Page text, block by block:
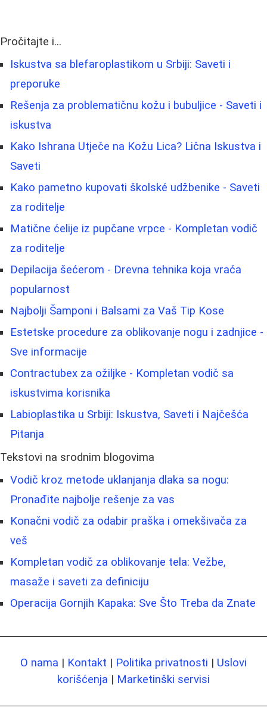
Pročitajte i...
Iskustva sa blefaroplastikom u Srbiji: Saveti i
preporuke
Rešenja za problematičnu kožu i bubuljice - Saveti i
iskustva
Kako Ishrana Utječe na Kožu Lica? Lična Iskustva i
Saveti
Kako pametno kupovati školské udžbenike - Saveti
za roditelje
Matične ćelije iz pupčane vrpce - Kompletan vodič
za roditelje
Depilacija šećerom - Drevna tehnika koja vraća
popularnost
Najbolji Šamponi i Balsami za Vaš Tip Kose
Estetske procedure za oblikovanje nogu i zadnjice -
Sve informacije
Contractubex za ožiljke - Kompletan vodič sa
iskustvima korisnika
Labioplastika u Srbiji: Iskustva, Saveti i Najčešća
Pitanja
Tekstovi na srodnim blogovima
Vodič kroz metode uklanjanja dlaka sa nogu:
Pronađite najbolje rešenje za vas
Konačni vodič za odabir praška i omekšivača za
veš
Kompletan vodič za oblikovanje tela: Vežbe,
masaže i saveti za definiciju
Operacija Gornjih Kapaka: Sve Što Treba da Znate
O nama | Kontakt | Politika privatnosti | Uslovi
korišćenja | Marketinški servisi